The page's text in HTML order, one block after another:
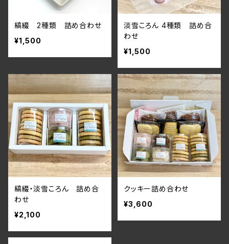
縞綴 2種類 詰め合わせ
¥1,500
淡雪ころん 4種類 詰め合
わせ
¥1,500
縞綴・淡雪ころん 詰め合
わせ
¥2,100
クッキー詰め合わせ
¥3,600